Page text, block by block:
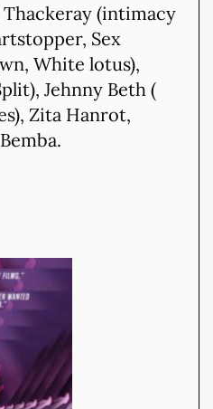
(intimacy
Sex
White lotus),
Jehnny Beth (
Zita Hanrot,